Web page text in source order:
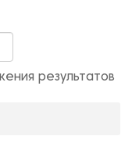
результатов